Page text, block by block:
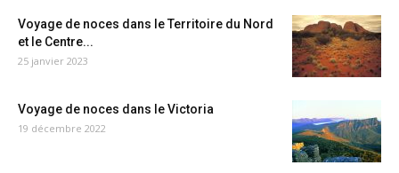
Voyage de noces dans le Territoire du Nord
et le Centre...
25 janvier 2023
Voyage de noces dans le Victoria
19 décembre 2022